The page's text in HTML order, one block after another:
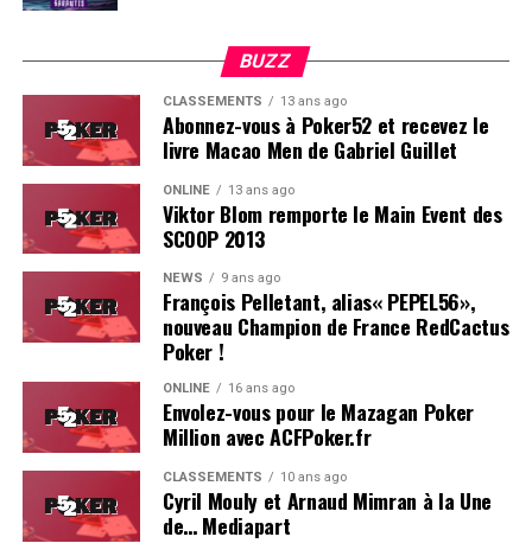
Soleau à gauche, sorti par Logghe au centre
BUZZ
CLASSEMENTS 13 ans ago
Abonnez-vous à Poker52 et recevez le
livre Macao Men de Gabriel Guillet
ONLINE 13 ans ago
Viktor Blom remporte le Main Event des
SCOOP 2013
NEWS 9 ans ago
François Pelletant, alias« PEPEL56»,
nouveau Champion de France RedCactus
Poker !
ONLINE 16 ans ago
Envolez-vous pour le Mazagan Poker
Million avec ACFPoker.fr
CLASSEMENTS 10 ans ago
Cyril Mouly et Arnaud Mimran à la Une
de… Mediapart